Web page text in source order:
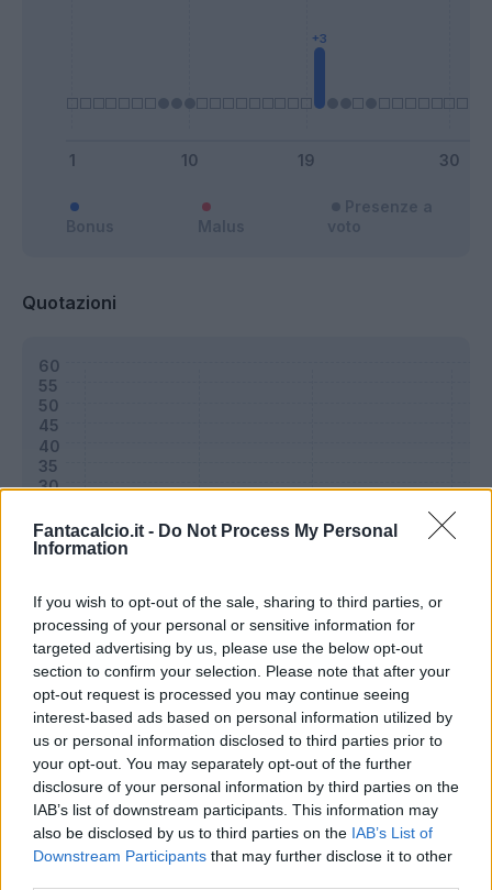
Fantacalcio.it - Do Not Process My Personal
Information
If you wish to opt-out of the sale, sharing to third parties, or
processing of your personal or sensitive information for
targeted advertising by us, please use the below opt-out
section to confirm your selection. Please note that after your
opt-out request is processed you may continue seeing
interest-based ads based on personal information utilized by
us or personal information disclosed to third parties prior to
your opt-out. You may separately opt-out of the further
disclosure of your personal information by third parties on the
IAB’s list of downstream participants. This information may
also be disclosed by us to third parties on the IAB’s List of
Downstream Participants that may further disclose it to other
Quotazioni
Classic Mantra
Riepilogo stagione
Titolare 4 - 13%
Entrato 3 - 10%
Squalificato